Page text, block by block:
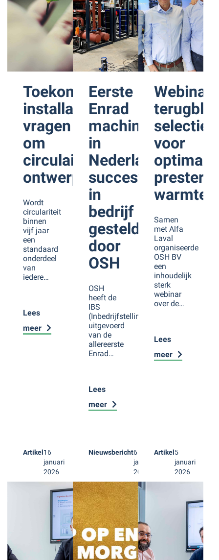
Toekomstbestendige
installaties
vragen
om
circulaire
ontwerpkeuzes
Wordt
circulariteit
binnen
vijf jaar
een
standaard
onderdeel
van
iedere…
Lees
meer
Eerste
Enrad
machine
in
Nederland
succesvol
in
bedrijf
gesteld
door
OSH
OSH
heeft de
IBS
(Inbedrijfstelling)
uitgevoerd
van de
allereerste
Enrad…
Lees
meer
Webinar
voor
optimaal
Samen
met Alfa
Laval
organiseerde
OSH BV
een
inhoudelijk
sterk
webinar
over de…
Lees
meer
Artikel16
januari
2026
Nieuwsbericht6
januari
2026
Artikel5
januari
2026